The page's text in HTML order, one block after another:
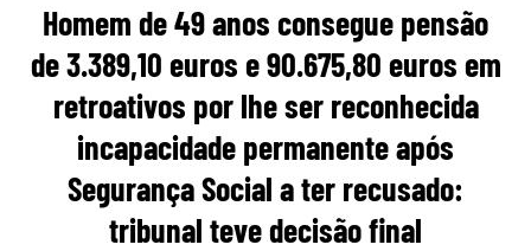
Homem de 49 anos consegue pensão
de 3.389,10 euros e 90.675,80 euros em
retroativos por lhe ser reconhecida
incapacidade permanente após
Segurança Social a ter recusado:
tribunal teve decisão final